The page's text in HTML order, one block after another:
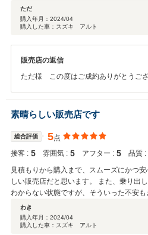
ただ
購入年月： 2024/04
購入した車：スズキ アルト
販売店の返信
ただ様 この度はご成約ありがとうご
素晴らしい販売店です
総合評価 5点
接客 : 5 雰囲気 : 5 アフター : 5 品質 :
見積もりから購入まで、スムーズにかつ
しい販売店だと思います。 また、乗り出
わからない状態ですが、そういった不安
心感がありました！ ありがとうございまし
わき
購入年月： 2024/04
購入した車：スズキ アルト